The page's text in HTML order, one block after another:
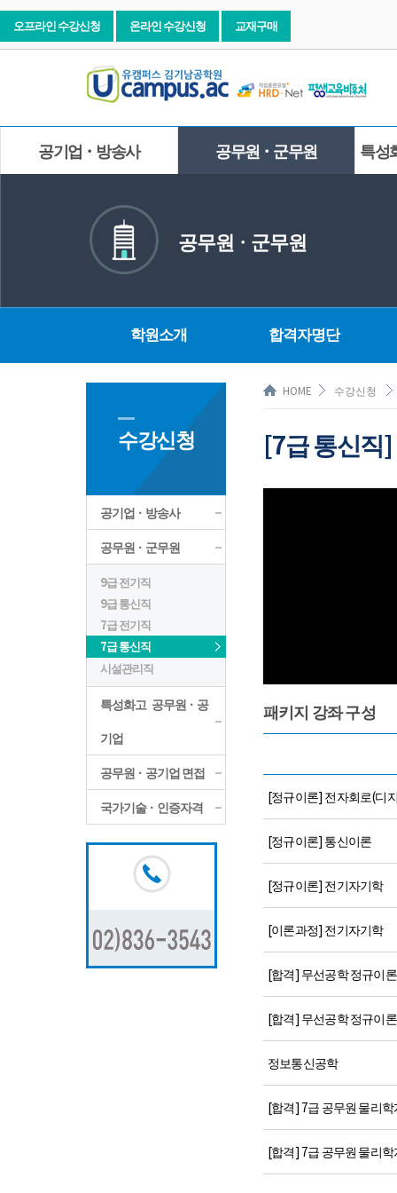
오프라인 수강신청 온라인 수강신청 교재구매
공기업ㆍ방송사 공무원ㆍ군무원
공무원ㆍ군무원
특성
학원소개 합격자명단
수강신청
공기업ㆍ방송사
공무원ㆍ군무원
9급 전기직
9급 통신직
7급 전기직
7급 통신직
시설관리직
특성화고 공무원ㆍ공
기업
공무원ㆍ공기업 면접
국가기술ㆍ인증자격
HOME 수강신청
[7급 통신직
패키지 강좌 구성
[정규이론] 전자회로(디
[정규이론] 통신이론
[정규이론] 전기자기학
[이론과정] 전기자기학
[합격] 무선공학 정규이
[합격] 무선공학 정규이
정보통신공학
[합격] 7급 공무원 물리학
[합격] 7급 공무원 물리학